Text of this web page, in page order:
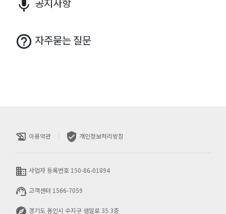
keyboard_voice
help_outline 자주묻는 질문
history_edu 이용약관 verified_user 개인정보처리방침
business 사업자 등록번호 150-86-01894
support_agent 고객센터 1566-7059
경기도 용인시 수지구 샘말로 35 3층